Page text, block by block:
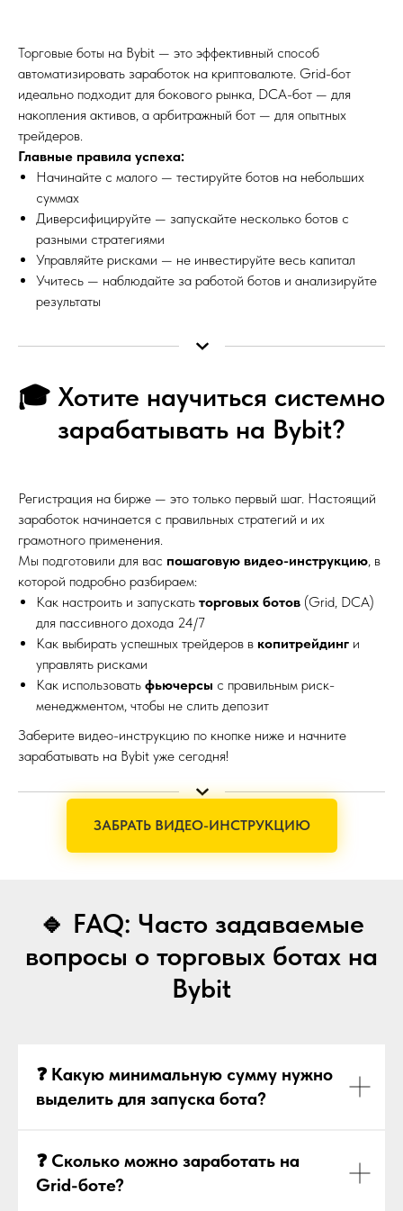
Торговые боты на Bybit — это эффективный способ
автоматизировать заработок на криптовалюте. Grid-бот
идеально подходит для бокового рынка, DCA-бот — для
накопления активов, а арбитражный бот — для опытных
трейдеров.
Главные правила успеха:
Начинайте с малого — тестируйте ботов на небольших
суммах
Диверсифицируйте — запускайте несколько ботов с
разными стратегиями
Управляйте рисками — не инвестируйте весь капитал
Учитесь — наблюдайте за работой ботов и анализируйте
результаты
🎓 Хотите научиться системно
зарабатывать на Bybit?
Регистрация на бирже — это только первый шаг. Настоящий
заработок начинается с правильных стратегий и их
грамотного применения.
Мы подготовили для вас пошаговую видео-инструкцию, в
которой подробно разбираем:
Как настроить и запускать торговых ботов (Grid, DCA)
для пассивного дохода 24/7
Как выбирать успешных трейдеров в копитрейдинг и
управлять рисками
Как использовать фьючерсы с правильным риск-
менеджментом, чтобы не слить депозит
Заберите видео-инструкцию по кнопке ниже и начните
зарабатывать на Bybit уже сегодня!
ЗАБРАТЬ ВИДЕО-ИНСТРУКЦИЮ
🔹 FAQ: Часто задаваемые
вопросы о торговых ботах на
Bybit
❓ Какую минимальную сумму нужно
выделить для запуска бота?
❓ Сколько можно заработать на
Grid-боте?